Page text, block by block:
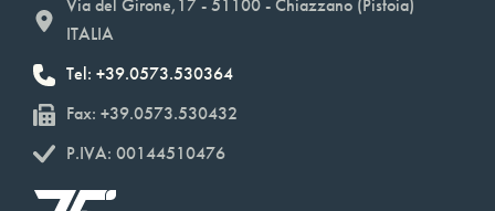
ITALIA
Tel: +39.0573.530364
Fax: +39.0573.530432
P.IVA: 00144510476